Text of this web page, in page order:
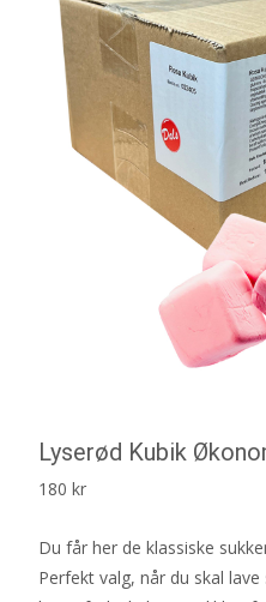
Lyserød Kubik
180 kr
Du får her de klassiske
Perfekt valg, når du skal